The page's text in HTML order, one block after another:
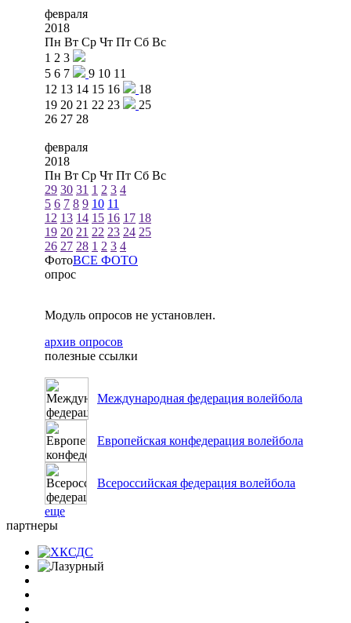
февраля
2018
Пн Вт Ср Чт Пт Сб Вс
1 2 3
5 6 7 9 10 11
12 13 14 15 16
18
19 20 21 22 23
25
26 27 28
февраля
2018
Пн Вт Ср Чт Пт Сб Вс
29 30 31 1 2 3 4
5 6 7 8 9 10 11
12 13 14 15 16 17 18
19 20 21 22 23 24 25
26 27 28 1 2 3 4
ФотоВСЕ ФОТО
опрос
Модуль опросов не установлен.
архив опросов
полезные ссылки
Международная федерация волейбола
Европейская конфедерация волейбола
Всероссийская федерация волейбола
еще
партнеры